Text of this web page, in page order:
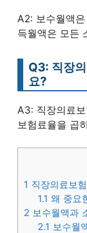
A2: 보수월액
득월액은 모든
Q3: 직장
요?
A3: 직장의료
보험료율을 곱
1 직장의료보
1.1 왜 중요
2 보수월액과
2.1 보수월